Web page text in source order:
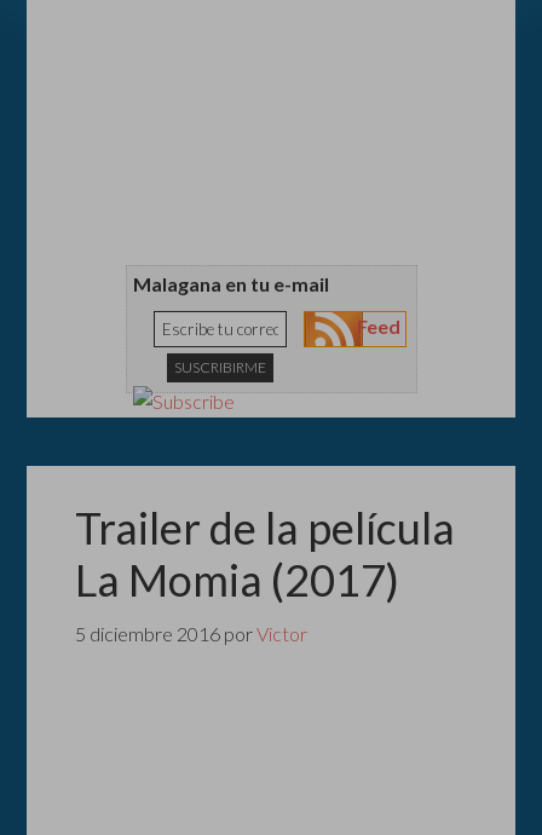
Malagana en tu e-mail
Feed
Trailer de la película
La Momia (2017)
5 diciembre 2016 porVictor